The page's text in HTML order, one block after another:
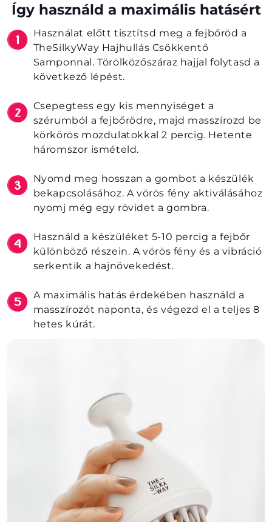
Így használd a maximális hatásért
Használat előtt tisztítsd meg a fejbőröd a
TheSilkyWay Hajhullás Csökkentő
Samponnal. Törölközőszáraz hajjal folytasd a
következő lépést.
Csepegtess egy kis mennyiséget a
szérumból a fejbőrödre, majd masszírozd be
körkörös mozdulatokkal 2 percig. Hetente
háromszor ismételd.
Nyomd meg hosszan a gombot a készülék
bekapcsolásához. A vörös fény aktiválásához
nyomj még egy rövidet a gombra.
Használd a készüléket 5-10 percig a fejbőr
különböző részein. A vörös fény és a vibráció
serkentik a hajnövekedést.
A maximális hatás érdekében használd a
masszírozót naponta, és végezd el a teljes 8
hetes kúrát.